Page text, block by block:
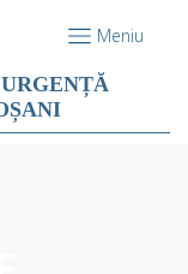
Meniu